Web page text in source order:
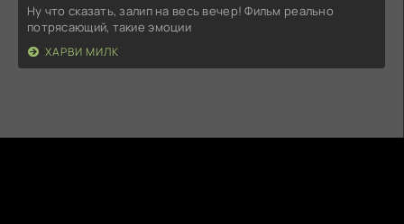
Ну что сказать, залип на весь вечер! Фильм реально
потрясающий, такие эмоции
ХАРВИ МИЛК